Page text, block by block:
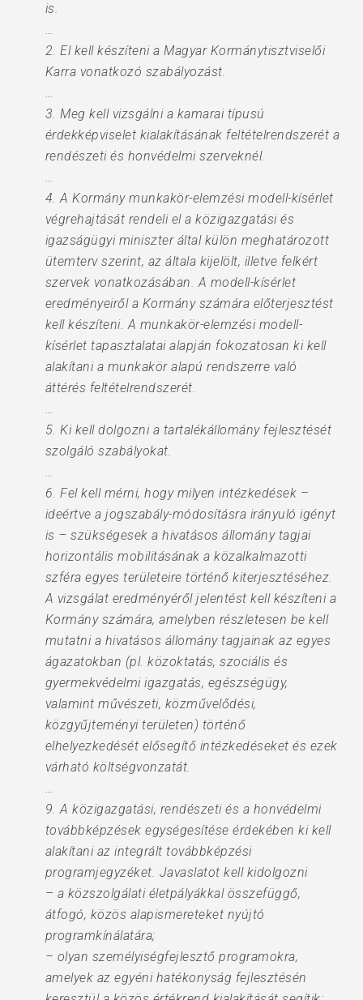
is.
…
2. El kell készíteni a Magyar Kormánytisztviselői
Karra vonatkozó szabályozást.
…
3. Meg kell vizsgálni a kamarai típusú
érdekképviselet kialakításának feltételrendszerét a
rendészeti és honvédelmi szerveknél.
…
4. A Kormány munkakör-elemzési modell-kísérlet
végrehajtását rendeli el a közigazgatási és
igazságügyi miniszter által külön meghatározott
ütemterv szerint, az általa kijelölt, illetve felkért
szervek vonatkozásában. A modell-kísérlet
eredményeiről a Kormány számára előterjesztést
kell készíteni. A munkakör-elemzési modell-
kísérlet tapasztalatai alapján fokozatosan ki kell
alakítani a munkakör alapú rendszerre való
áttérés feltételrendszerét.
…
5. Ki kell dolgozni a tartalékállomány fejlesztését
szolgáló szabályokat.
…
6. Fel kell mérni, hogy milyen intézkedések –
ideértve a jogszabály-módosításra irányuló igényt
is – szükségesek a hivatásos állomány tagjai
horizontális mobilitásának a közalkalmazotti
szféra egyes területeire történő kiterjesztéséhez.
A vizsgálat eredményéről jelentést kell készíteni a
Kormány számára, amelyben részletesen be kell
mutatni a hivatásos állomány tagjainak az egyes
ágazatokban (pl. közoktatás, szociális és
gyermekvédelmi igazgatás, egészségügy,
valamint művészeti, közművelődési,
közgyűjteményi területen) történő
elhelyezkedését elősegítő intézkedéseket és ezek
várható költségvonzatát.
…
9. A közigazgatási, rendészeti és a honvédelmi
továbbképzések egységesítése érdekében ki kell
alakítani az integrált továbbképzési
programjegyzéket. Javaslatot kell kidolgozni
– a közszolgálati életpályákkal összefüggő,
átfogó, közös alapismereteket nyújtó
programkínálatára;
– olyan személyiségfejlesztő programokra,
amelyek az egyéni hatékonyság fejlesztésén